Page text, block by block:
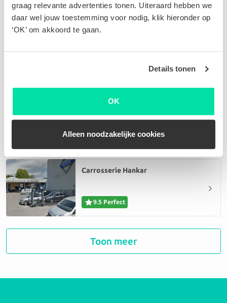
graag relevante advertenties tonen. Uiteraard hebben we
daar wel jouw toestemming voor nodig, klik hieronder op
‘OK’ om akkoord te gaan.
Details tonen
OK
Alleen noodzakelijke cookies
Kempeneer Car SPRL
Garage Montana bvba
9.2 Perfect
Carrosserie Hankar
9.5 Perfect
Smart Car Repair Zaventem
Toon meer